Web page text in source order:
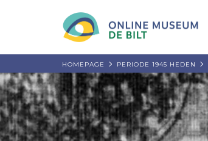
HOMEPAGE PERIODE 1945 HEDEN